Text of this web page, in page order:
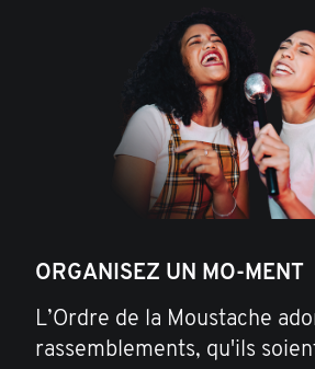
ORGANISEZ UN MO-MENT
L’Ordre de la Moustache
rassemblements, qu'ils